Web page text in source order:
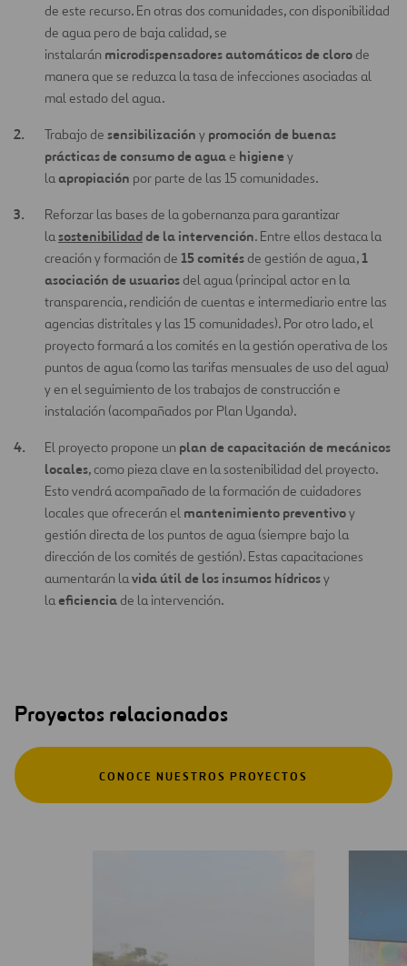
de este recurso. En otras dos comunidades, con disponibilidad
de agua pero de baja calidad, se
instalarán microdispensadores automáticos de clorode
manera que se reduzca la tasa de infecciones asociadas al
mal estado del agua.
Trabajo de sensibilización y promoción de buenas
prácticas de consumo de agua e higiene y
la apropiación por parte de las 15 comunidades.
Reforzar las bases de la gobernanza para garantizar
la sostenibilidadde la intervención. Entre ellos destaca la
creación y formación de 15 comitésde gestión de agua, 1
asociación de usuariosdel agua (principal actor en la
transparencia, rendición de cuentas e intermediario entre las
agencias distritales y las 15 comunidades). Por otro lado, el
proyecto formará a los comités en la gestión operativa de los
puntos de agua (como las tarifas mensuales de uso del agua)
y en el seguimiento de los trabajos de construcción e
instalación (acompañados por Plan Uganda).
El proyecto propone un plan de capacitación de mecánicos
locales, como pieza clave en la sostenibilidad del proyecto.
Esto vendrá acompañado de la formación de cuidadores
locales que ofrecerán el mantenimiento preventivoy
gestión directa de los puntos de agua (siempre bajo la
dirección de los comités de gestión). Estas capacitaciones
aumentarán la vida útil de los insumos hídricosy
la eficienciade la intervención.
Proyectos relacionados
CONOCE NUESTROS PROYECTOS